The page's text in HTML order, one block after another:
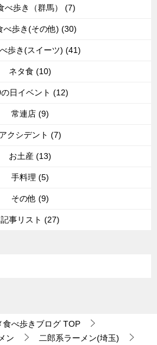
べ歩き（群馬） (7)
べ歩き(その他) (30)
歩き(スイーツ) (41)
ネタ食 (10)
日イベント (12)
常連店 (9)
アクシデント (7)
お土産 (13)
手料理 (5)
その他 (9)
記事リスト (27)
食べ歩きブログ TOP
ン
二郎系ラーメン(埼玉)